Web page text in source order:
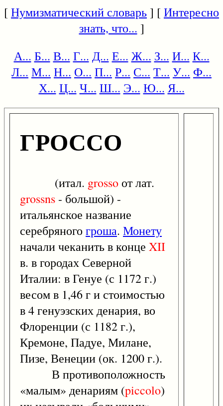
[Нумизматический словарь] [Интересно
знать, что... ]
А... Б... В... Г... Д... Е... Ж... З... И... К...
Л... М... Н... О... П... Р... С... Т... У... Ф...
Х... Ц... Ч... Ш... Э... Ю... Я...
ГРОССО
(итал. grosso от лат.
grossns - большой) -
итальянское название
серебряного гроша. Монету
начали чеканить в конце XII
в. в городах Северной
Италии: в Генуе (с 1172 г.)
весом в 1,46 г и стоимостью
в 4 генуэзских денария, во
Флоренции (с 1182 г.),
Кремоне, Падуе, Милане,
Пизе, Венеции (ок. 1200 г.).
В противоположность
«малым» денариям (piccolo)